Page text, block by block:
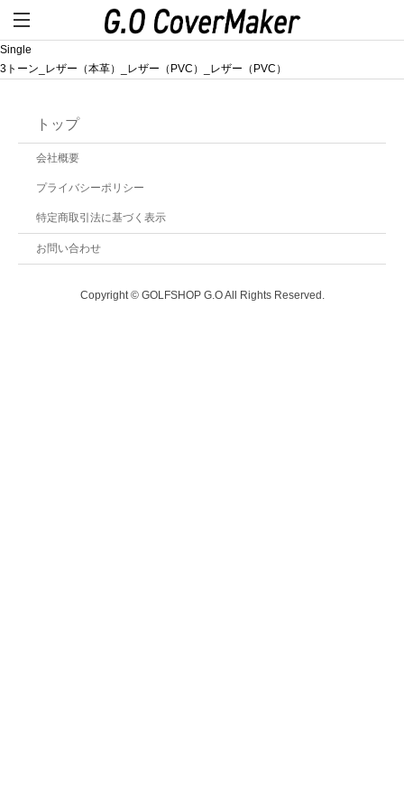
Single
3トーン_レザー（本革）_レザー（PVC）_レザー（PVC）
トップ
会社概要
プライバシーポリシー
特定商取引法に基づく表示
お問い合わせ
Copyright © GOLFSHOP G.O All Rights Reserved.